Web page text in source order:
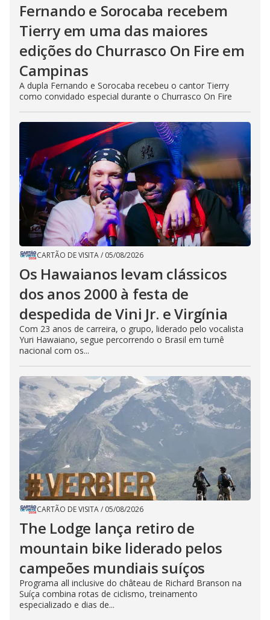
Fernando e Sorocaba recebem
Tierry em uma das maiores
edições do Churrasco On Fire em
Campinas
A dupla Fernando e Sorocaba recebeu o cantor Tierry
como convidado especial durante o Churrasco On Fire
CARTÃO DE VISITA/ 05/08/2026
Os Hawaianos levam clássicos
dos anos 2000 à festa de
despedida de Vini Jr. e Virgínia
Com 23 anos de carreira, o grupo, liderado pelo vocalista
Yuri Hawaiano, segue percorrendo o Brasil em turnê
nacional com os...
CARTÃO DE VISITA/ 05/08/2026
The Lodge lança retiro de
mountain bike liderado pelos
campeões mundiais suíços
Programa all inclusive do château de Richard Branson na
Suíça combina rotas de ciclismo, treinamento
especializado e dias de...